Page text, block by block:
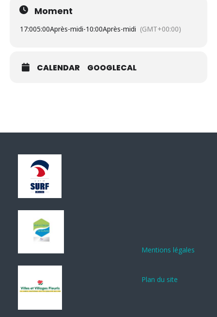
Moment
17:005:00Après-midi-10:00Après-midi (GMT+00:00)
CALENDAR GOOGLECAL
Mentions légales
Plan du site